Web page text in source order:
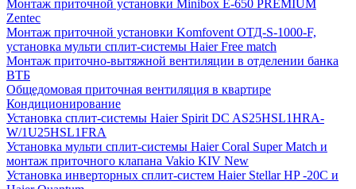
Монтаж приточной установки Minibox E-650 PREMIUM
Zentec
Монтаж приточной установки Komfovent ОТД-S-1000-F,
установка мульти сплит-системы Haier Free match
Монтаж приточно-вытяжной вентиляции в отделении банка
ВТБ
Общедомовая приточная вентиляция в квартире
Кондиционирование
Установка сплит-системы Haier Spirit DC AS25HSL1HRA-
W/1U25HSL1FRA
Установка мульти сплит-системы Haier Coral Super Match и
монтаж приточного клапана Vakio KIV New
Установка инверторных сплит-систем Haier Stellar HP -20С и